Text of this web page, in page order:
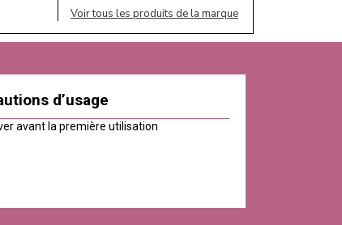
Voir tous les produits de la marque
d’usage
avant la première utilisation